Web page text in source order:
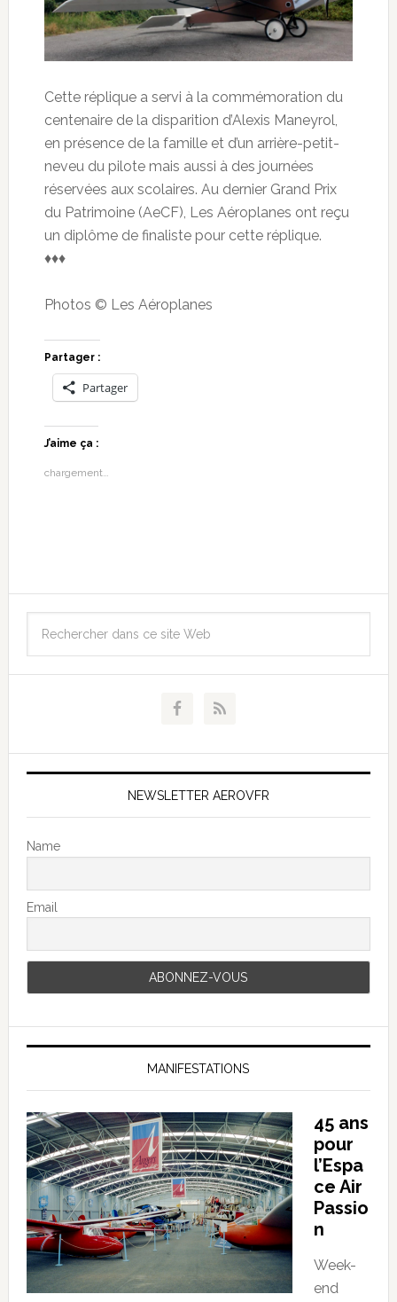
Cette réplique a servi à la commémoration du
centenaire de la disparition d’Alexis Maneyrol,
en présence de la famille et d’un arrière-petit-
neveu du pilote mais aussi à des journées
réservées aux scolaires. Au dernier Grand Prix
du Patrimoine (AeCF), Les Aéroplanes ont reçu
un diplôme de finaliste pour cette réplique.
♦♦♦
Photos © Les Aéroplanes
Partager :
Partager
J’aime ça :
chargement…
NEWSLETTER AEROVFR
Name
Email
MANIFESTATIONS
45 ans
pour
l’Espa
ce Air
Passio
n
Week-
end